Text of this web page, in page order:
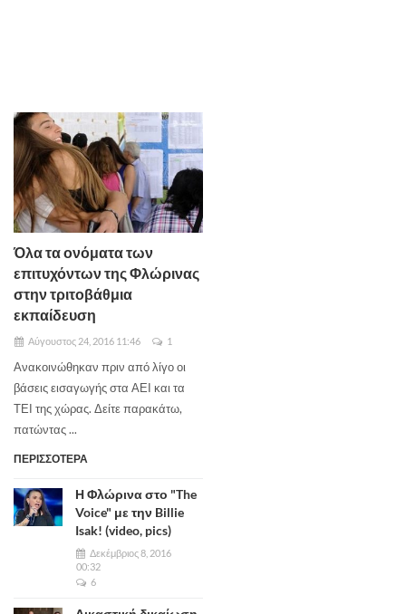
Όλα τα ονόματα των
επιτυχόντων της Φλώρινας
στην τριτοβάθμια
εκπαίδευση
Αύγουστος 24, 2016 11:46 1
Ανακοινώθηκαν πριν από λίγο οι
βάσεις εισαγωγής στα ΑΕΙ και τα
ΤΕΙ της χώρας. Δείτε παρακάτω,
πατώντας ...
ΠΕΡΙΣΣΟΤΕΡΑ
Η Φλώρινα στο "The
Voice" με την Billie
Isak! (video, pics)
Δεκέμβριος 8, 2016
00:32
6